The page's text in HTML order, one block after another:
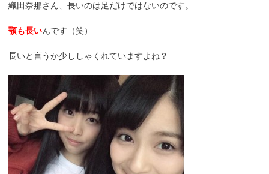
織田奈那さん、長いのは足だけではないのです。
顎も長いんです（笑）
長いと言うか少ししゃくれていますよね？